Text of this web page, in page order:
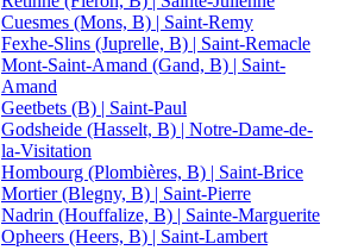
Cuesmes (Mons, B) | Saint-Remy
Fexhe-Slins (Juprelle, B) | Saint-Remacle
Mont-Saint-Amand (Gand, B) | Saint-
Amand
Geetbets (B) | Saint-Paul
Godsheide (Hasselt, B) | Notre-Dame-de-
la-Visitation
Hombourg (Plombières, B) | Saint-Brice
Mortier (Blegny, B) | Saint-Pierre
Nadrin (Houffalize, B) | Sainte-Marguerite
Opheers (Heers, B) | Saint-Lambert